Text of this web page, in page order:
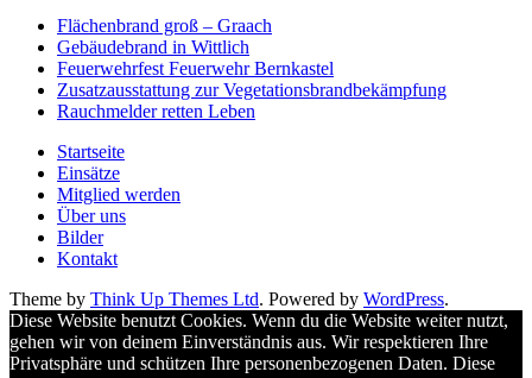
Flächenbrand groß – Graach
Gebäudebrand in Wittlich
Feuerwehrfest Feuerwehr Bernkastel
Zusatzausstattung zur Vegetationsbrandbekämpfung
Rauchmelder retten Leben
Startseite
Einsätze
Mitglied werden
Über uns
Bilder
Kontakt
Theme by Think Up Themes Ltd. Powered by WordPress.
Diese Website benutzt Cookies. Wenn du die Website weiter nutzt,
gehen wir von deinem Einverständnis aus. Wir respektieren Ihre
Privatsphäre und schützen Ihre personenbezogenen Daten. Diese